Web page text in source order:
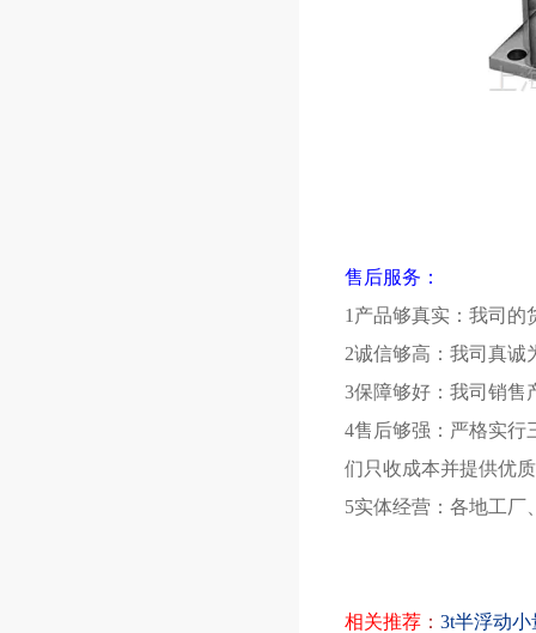
售后服务：
1产品够真实：我司的
2诚信够高：我司真诚
3保障够好：我司销售
4售后够强：严格实行
们只收成本并提供优
5实体经营：各地工厂
相关推荐 ： 3t半浮动